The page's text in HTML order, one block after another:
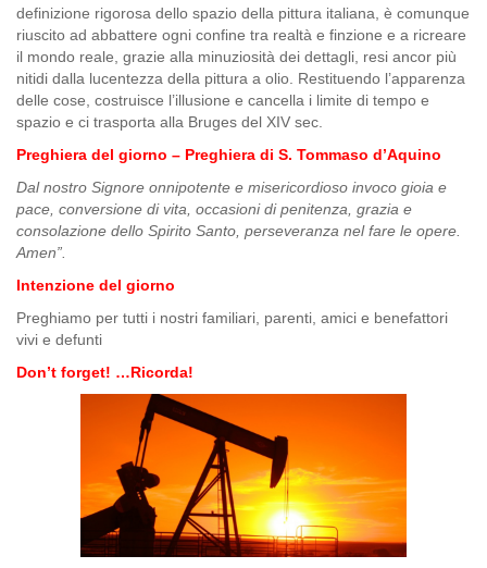
definizione rigorosa dello spazio della pittura italiana, è comunque
riuscito ad abbattere ogni confine tra realtà e finzione e a ricreare
il mondo reale, grazie alla minuziosità dei dettagli, resi ancor più
nitidi dalla lucentezza della pittura a olio. Restituendo l’apparenza
delle cose, costruisce l’illusione e cancella i limite di tempo e
spazio e ci trasporta alla Bruges del XIV sec.
Preghiera del giorno – Preghiera di S. Tommaso d’Aquino
Dal nostro Signore onnipotente e misericordioso invoco gioia e
pace, conversione di vita, occasioni di penitenza, grazia e
consolazione dello Spirito Santo, perseveranza nel fare le opere.
Amen”.
Intenzione del giorno
Preghiamo per tutti i nostri familiari, parenti, amici e benefattori
vivi e defunti
Don’t forget! …Ricorda!